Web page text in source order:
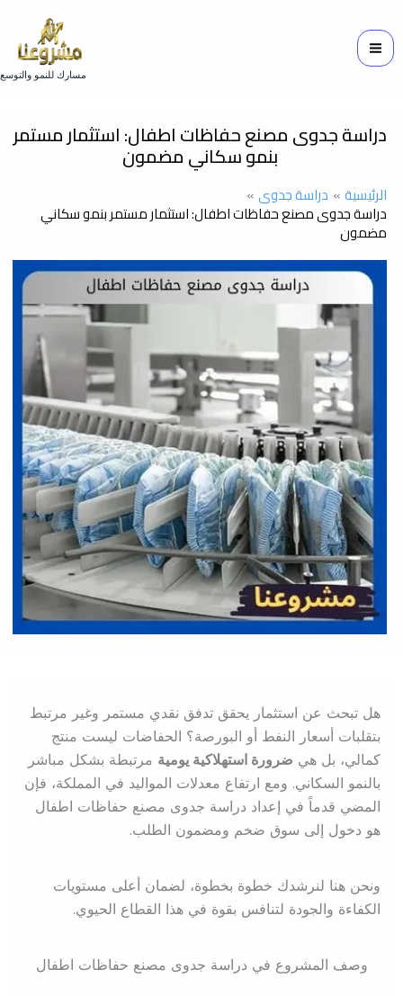
مسارك للنمو والتوسع
دراسة جدوى مصنع حفاظات اطفال: استثمار مستمر
بنمو سكاني مضمون
الرئيسية دراسة جدوى
دراسة جدوى مصنع حفاظات اطفال: استثمار مستمر بنمو سكاني
مضمون
هل تبحث عن استثمار يحقق تدفق نقدي مستمر وغير مرتبط
بتقلبات أسعار النفط أو البورصة؟ الحفاضات ليست منتج
كمالي، بل هي ضرورة استهلاكية يوميةمرتبطة بشكل مباشر
بالنمو السكاني. ومع ارتفاع معدلات المواليد في المملكة، فإن
المضي قدماً في إعداد دراسة جدوى مصنع حفاظات اطفال
هو دخول إلى سوق ضخم ومضمون الطلب.
ونحن هنا لنرشدك خطوة بخطوة، لضمان أعلى مستويات
الكفاءة والجودة لتنافس بقوة في هذا القطاع الحيوي.
وصف المشروع في دراسة جدوى مصنع حفاظات اطفال